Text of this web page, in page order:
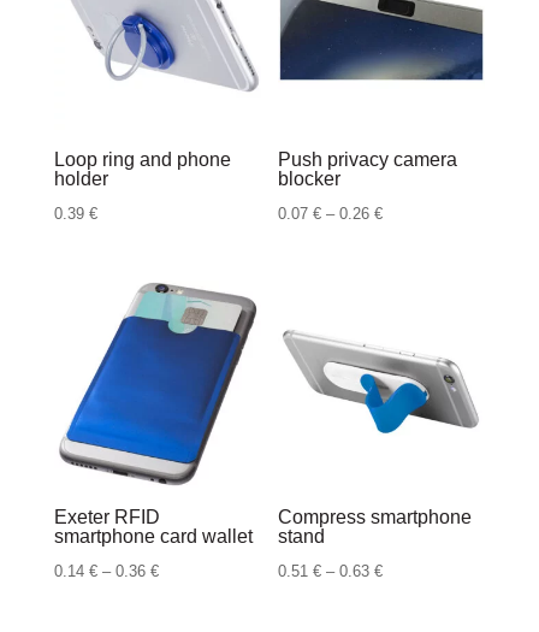
2.07 €
Loop ring and phone
holder
0.39 €
Push privacy camera
blocker
0.07€ – 0.26€Raspon
0.26 €
Exeter RFID
smartphone card wallet
0.14 € – 0.36 €Raspon
Compress smartphone
stand
0.51€ – 0.63€Raspon